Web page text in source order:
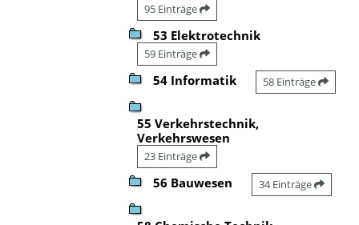
95 Einträge
53 Elektrotechnik
59 Einträge
54 Informatik 58 Einträge
55 Verkehrstechnik,
Verkehrswesen
23 Einträge
56 Bauwesen 34 Einträge